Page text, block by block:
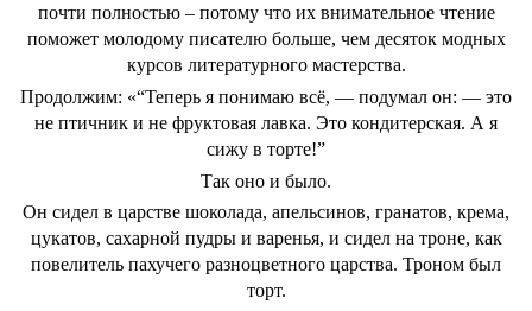
почти полностью – потому что их внимательное чтение
поможет молодому писателю больше, чем десяток модных
курсов литературного мастерства.
Продолжим: «“Теперь я понимаю всё, — подумал он: — это
не птичник и не фруктовая лавка. Это кондитерская. А я
сижу в торте!”
Так оно и было.
Он сидел в царстве шоколада, апельсинов, гранатов, крема,
цукатов, сахарной пудры и варенья, и сидел на троне, как
повелитель пахучего разноцветного царства. Троном был
торт.